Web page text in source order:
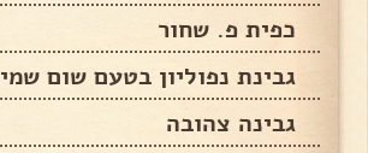
כפית פ. שחור
גבינת נפוליון בטעם שום
גבינה צהובה